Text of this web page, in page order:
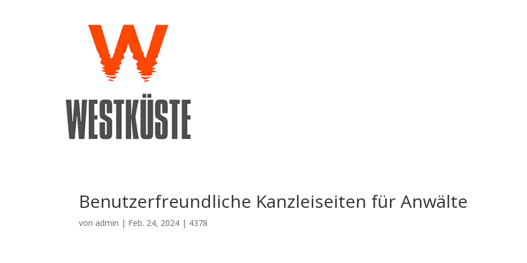
Benutzerfreundliche Kanzleiseiten für Anwälte
von admin | Feb. 24, 2024 | 4378